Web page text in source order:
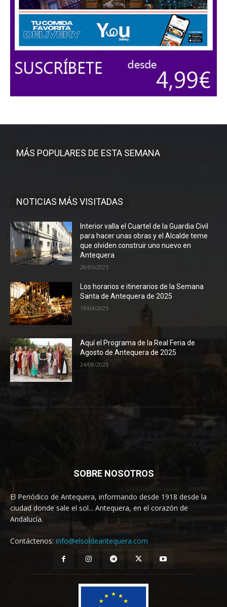
MÁS POPULARES DE ESTA SEMANA
NOTICIAS MÁS VISITADAS
Interior valla el Cuartel de la Guardia Civil
para hacer unas obras y el Alcalde teme
que olviden construir uno nuevo en
Antequera
28/05/2025
Los horarios e itinerarios de la Semana
Santa de Antequera de 2025
19/04/2025
Aquí el Programa de la Real Feria de
Agosto de Antequera de 2025
24/08/2025
SOBRE NOSOTROS
El Periódico de Antequera, informando desde 1918 desde la
ciudad donde sale el sol... Antequera, en el corazón de
Andalucía.
Contáctenos: info@elsoldeantequera.com